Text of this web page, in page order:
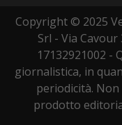
Copyright © 2025
Srl - Via Cavour
17132921002 -
giornalistica, in
periodicità.
prodotto